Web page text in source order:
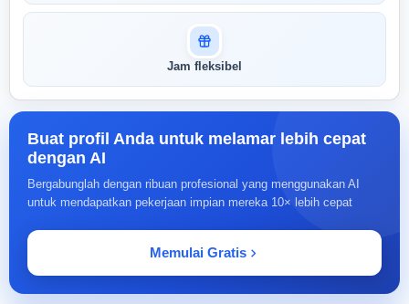
Jam fleksibel
Buat profil Anda untuk melamar lebih cepat
dengan AI
Bergabunglah dengan ribuan profesional yang menggunakan AI
untuk mendapatkan pekerjaan impian mereka 10× lebih cepat
Memulai Gratis